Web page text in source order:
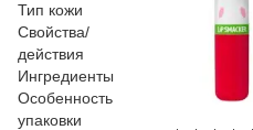
Тип кожи
Свойства/
действия
Ингредиенты
Особенность
упаковки